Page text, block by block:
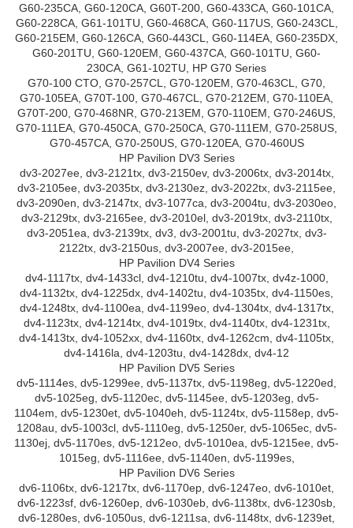
G60-235CA, G60-120CA, G60T-200, G60-433CA, G60-101CA,
G60-228CA, G61-101TU, G60-468CA, G60-117US, G60-243CL,
G60-215EM, G60-126CA, G60-443CL, G60-114EA, G60-235DX,
G60-201TU, G60-120EM, G60-437CA, G60-101TU, G60-
230CA, G61-102TU, HP G70 Series
G70-100 CTO, G70-257CL, G70-120EM, G70-463CL, G70,
G70-105EA, G70T-100, G70-467CL, G70-212EM, G70-110EA,
G70T-200, G70-468NR, G70-213EM, G70-110EM, G70-246US,
G70-111EA, G70-450CA, G70-250CA, G70-111EM, G70-258US,
G70-457CA, G70-250US, G70-120EA, G70-460US
HP Pavilion DV3 Series
dv3-2027ee, dv3-2121tx, dv3-2150ev, dv3-2006tx, dv3-2014tx,
dv3-2105ee, dv3-2035tx, dv3-2130ez, dv3-2022tx, dv3-2115ee,
dv3-2090en, dv3-2147tx, dv3-1077ca, dv3-2004tu, dv3-2030eo,
dv3-2129tx, dv3-2165ee, dv3-2010el, dv3-2019tx, dv3-2110tx,
dv3-2051ea, dv3-2139tx, dv3, dv3-2001tu, dv3-2027tx, dv3-
2122tx, dv3-2150us, dv3-2007ee, dv3-2015ee,
HP Pavilion DV4 Series
dv4-1117tx, dv4-1433cl, dv4-1210tu, dv4-1007tx, dv4z-1000,
dv4-1132tx, dv4-1225dx, dv4-1402tu, dv4-1035tx, dv4-1150es,
dv4-1248tx, dv4-1100ea, dv4-1199eo, dv4-1304tx, dv4-1317tx,
dv4-1123tx, dv4-1214tx, dv4-1019tx, dv4-1140tx, dv4-1231tx,
dv4-1413tx, dv4-1052xx, dv4-1160tx, dv4-1262cm, dv4-1105tx,
dv4-1416la, dv4-1203tu, dv4-1428dx, dv4-12
HP Pavilion DV5 Series
dv5-1114es, dv5-1299ee, dv5-1137tx, dv5-1198eg, dv5-1220ed,
dv5-1025eg, dv5-1120ec, dv5-1145ee, dv5-1203eg, dv5-
1104em, dv5-1230et, dv5-1040eh, dv5-1124tx, dv5-1158ep, dv5-
1208au, dv5-1003cl, dv5-1110eg, dv5-1250er, dv5-1065ec, dv5-
1130ej, dv5-1170es, dv5-1212eo, dv5-1010ea, dv5-1215ee, dv5-
1015eg, dv5-1116ee, dv5-1140en, dv5-1199es,
HP Pavilion DV6 Series
dv6-1106tx, dv6-1217tx, dv6-1170ep, dv6-1247eo, dv6-1010et,
dv6-1223sf, dv6-1260ep, dv6-1030eb, dv6-1138tx, dv6-1230sb,
dv6-1280es, dv6-1050us, dv6-1211sa, dv6-1148tx, dv6-1239et,